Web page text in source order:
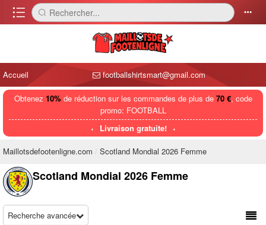
󰈍 󰅼 Rechercher... 󰄒
Accueil footballshirtsmart@gmail.com
Obtenez 10%de réduction sur les commandes de plus de 70 €, code
promo: FOOTBALL
Livraison gratuite!
Maillotsdefootenligne.com Scotland Mondial 2026 Femme
Scotland Mondial 2026 Femme
Recherche avancée